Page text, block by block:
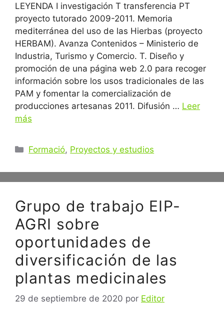
LEYENDA I investigación T transferencia PT
proyecto tutorado 2009-2011. Memoria
mediterránea del uso de las Hierbas (proyecto
HERBAM). Avanza Contenidos – Ministerio de
Industria, Turismo y Comercio. T. Diseño y
promoción de una página web 2.0 para recoger
información sobre los usos tradicionales de las
PAM y fomentar la comercialización de
producciones artesanas 2011. Difusión … Leer
más
Categorías
Formació, Proyectos y estudios
Grupo de trabajo EIP-
AGRI sobre
oportunidades de
diversificación de las
plantas medicinales
29 de septiembre de 2020 por Editor